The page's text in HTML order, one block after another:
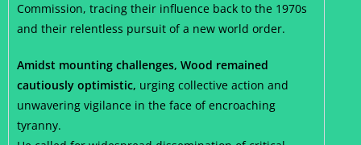
Commission, tracing their influence back to the 1970s
and their relentless pursuit of a new world order.
Amidst mounting challenges, Wood remained
cautiously optimistic, urging collective action and
unwavering vigilance in the face of encroaching
tyranny.